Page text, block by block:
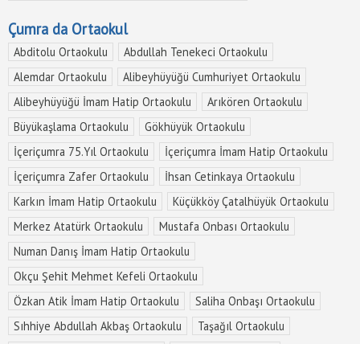
Hava
Durumu
Çumra
Sağlık
Çumra'da
Bugün
Eczane
İletişim
&
Yardım
Çumra da Ortaokul
Abditolu Ortaokulu
Abdullah Tenekeci Ortaokulu
Alemdar Ortaokulu
Alibeyhüyüğü Cumhuriyet Ortaokulu
Alibeyhüyüğü İmam Hatip Ortaokulu
Arıkören Ortaokulu
Büyükaşlama Ortaokulu
Gökhüyük Ortaokulu
İçeriçumra 75.Yıl Ortaokulu
İçeriçumra İmam Hatip Ortaokulu
İçeriçumra Zafer Ortaokulu
İhsan Cetinkaya Ortaokulu
Karkın İmam Hatip Ortaokulu
Küçükköy Çatalhüyük Ortaokulu
Merkez Atatürk Ortaokulu
Mustafa Onbası Ortaokulu
Numan Danış İmam Hatip Ortaokulu
Okçu Şehit Mehmet Kefeli Ortaokulu
Özkan Atik İmam Hatip Ortaokulu
Saliha Onbaşı Ortaokulu
Sıhhiye Abdullah Akbaş Ortaokulu
Taşağıl Ortaokulu